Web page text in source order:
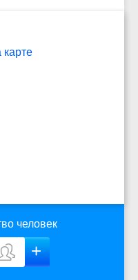
карте
человек